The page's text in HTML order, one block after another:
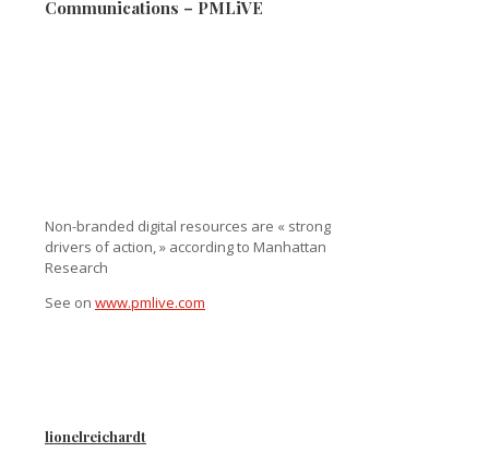
Communications – PMLiVE
Non-branded digital resources are « strong
drivers of action, » according to Manhattan
Research
See on www.pmlive.com
lionelreichardt